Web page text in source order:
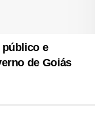
público e
de Goiás